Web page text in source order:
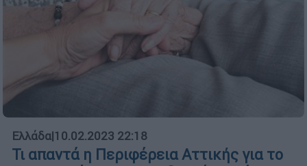
Ελλάδα|10.02.2023 22:18
Τι απαντά η Περιφέρεια Αττικής για το